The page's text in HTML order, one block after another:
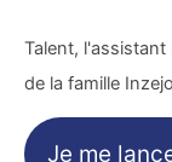
Talent,
de la famille
Je me